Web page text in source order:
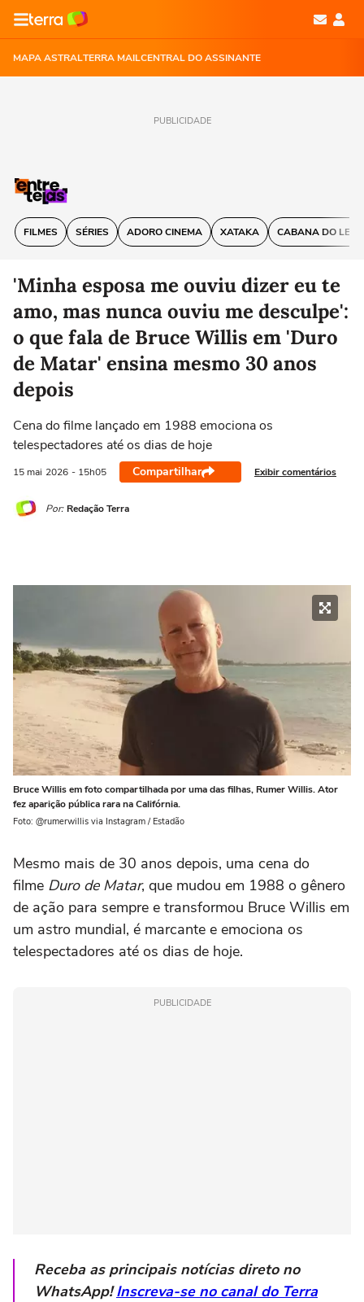
MAPA ASTRALTERRA MAILCENTRAL DO ASSINANTE
PUBLICIDADE
FILMES SÉRIES ADORO CINEMA XATAKA CABANA DO
'Minha esposa me ouviu dizer eu te
amo, mas nunca ouviu me desculpe':
o que fala de Bruce Willis em 'Duro
de Matar' ensina mesmo 30 anos
depois
Cena do filme lançado em 1988 emociona os
telespectadores até os dias de hoje
15 mai 2026 - 15h05 Compartilhar Exibir comentários
Por: Redação Terra
Bruce Willis em foto compartilhada por uma das filhas, Rumer Willis. Ator
fez aparição pública rara na Califórnia.
Foto: @rumerwillis via Instagram / Estadão
Mesmo mais de 30 anos depois, uma cena do
filme Duro de Matar, que mudou em 1988 o gênero
de ação para sempre e transformou Bruce Willis em
um astro mundial, é marcante e emociona os
telespectadores até os dias de hoje.
PUBLICIDADE
Receba as principais notícias direto no
WhatsApp!Inscreva-se no canal do Terra